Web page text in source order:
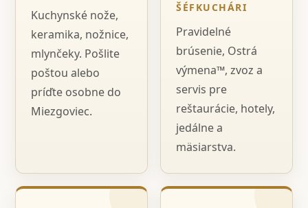
Kuchynské nože,
keramika, nožnice,
mlynčeky. Pošlite
poštou alebo
príďte osobne do
Miezgoviec.
ŠÉFKUCHÁRI
Pravidelné
brúsenie, Ostrá
výmena™, zvoz a
servis pre
reštaurácie, hotely,
jedálne a
mäsiarstva.